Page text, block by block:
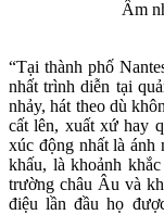
Âm
“Tại thành phố
nhất trình diễn tại
nhảy, hát theo dù
cất lên, xuất xứ hay
xúc động nhất là ánh
khấu, là khoảnh
trường châu Âu và
điệu lần đầu họ